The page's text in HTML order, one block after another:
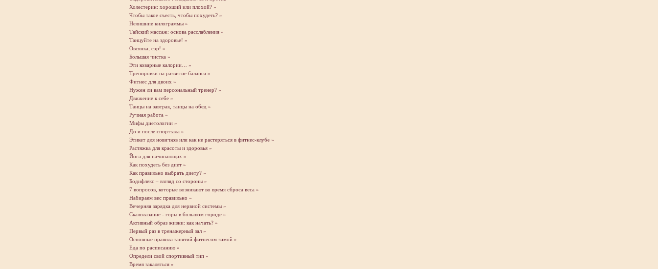
Холестерин: хороший или плохой? »
Чтобы такое съесть, чтобы похудеть? »
Нелишние килограммы »
Тайский массаж: основа расслабления »
Танцуйте на здоровье! »
Овсянка, сэр! »
Большая чистка »
Эти коварные калории… »
Тренировки на развитие баланса »
Фитнес для двоих »
Нужен ли вам персональный тренер? »
Движение к себе »
Танцы на завтрак, танцы на обед »
Ручная работа »
Мифы диетологии »
До и после спортзала »
Этикет для новичков или как не растеряться в фитнес-клубе »
Растяжка для красоты и здоровья »
Йога для начинающих »
Как похудеть без диет »
Как правильно выбрать диету? »
Бодифлекс – взгляд со стороны »
7 вопросов, которые возникают во время сброса веса »
Набираем вес правильно »
Вечерняя зарядка для нервной системы »
Скалолазание - горы в большом городе »
Активный образ жизни: как начать? »
Первый раз в тренажерный зал »
Основные правила занятий фитнесом зимой »
Еда по расписанию »
Определи свой спортивный тип »
Время закаляться »